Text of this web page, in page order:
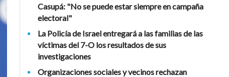
Casupá: "No se puede estar siempre en campaña
electoral"
La Policía de Israel entregará a las familias de las
víctimas del 7-O los resultados de sus
investigaciones
Organizaciones sociales y vecinos rechazan